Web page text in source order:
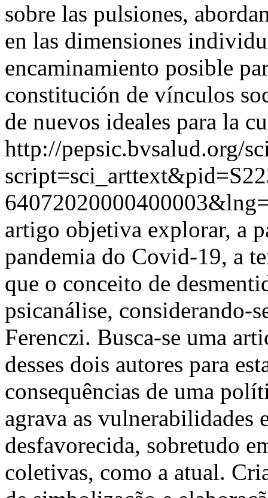
sobre las pulsiones,
en las dimensiones
encaminamiento posible
constitución de vínculos
de nuevos ideales para la
http://pepsic.bvsalud.org/
artigo objetiva explorar, a
pandemia do Covid-19, a
que o conceito de
psicanálise, considerando-
Ferenczi. Busca-se uma
desses dois autores para
consequências de uma
agrava as vulnerabilidades
desfavorecida, sobretudo
coletivas, como a atual.